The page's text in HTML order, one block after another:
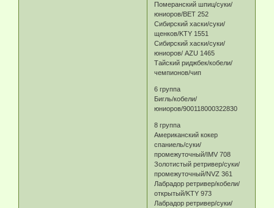
Померанский шпиц/суки/
юниоров/ВЕТ 252
Сибирский хаски/суки/
щенков/KTY 1551
Сибирский хаски/суки/
юниоров/ AZU 1465
Тайский риджбек/кобели/
чемпионов/чип
6 группа
Бигль/кобели/
юниоров/900118000322830
8 группа
Американский кокер
спаниель/суки/
промежуточный/IMV 708
Золотистый ретривер/суки/
промежуточный/NVZ 361
Лабрадор ретривер/кобели/
открытый/KTY 973
Лабрадор ретривер/суки/